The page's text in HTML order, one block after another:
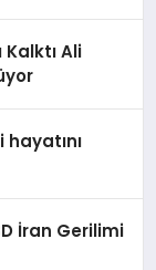
Kalktı Ali
hayatını
İran Gerilimi